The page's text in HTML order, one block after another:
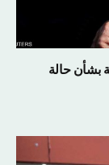
بشأن حالة